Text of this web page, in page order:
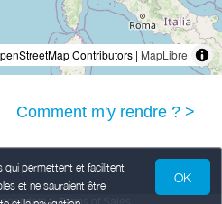
qui permettent et facilitent
et ne sauraient être
OK
Contributors | MapLibre
Comment m'y rendre ? >